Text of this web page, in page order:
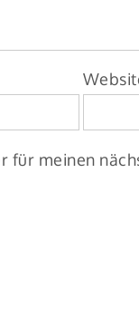
für meinen